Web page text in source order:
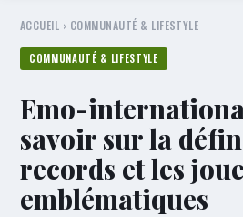
ACCUEIL › COMMUNAUTÉ & LIFESTYLE
COMMUNAUTÉ & LIFESTYLE
Emo-
savoir sur la
records et les
emblématiques